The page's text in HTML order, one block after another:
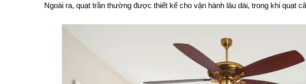
Ngoài ra, quạt trần thường được thiết kế cho vận hành lâu dài, trong khi quạt